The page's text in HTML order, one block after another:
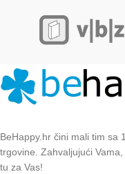
BeHappy.hr čini mali tim sa
trgovine. Zahvaljujući
tu za Vas!